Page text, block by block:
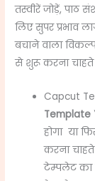
तस्वीरें जोड़ें,
लिए सुपर प्रभाव
बचाने वाला
से शुरू करना चाहते
Capcut
Template
होगा या
करना
टेम्पलेट का